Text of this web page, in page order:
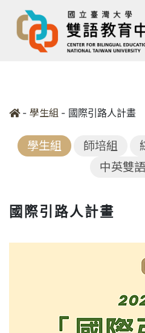
- 學生組 - 國際引路人計畫
學生組 師培組
中英雙
國際引路人計畫